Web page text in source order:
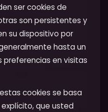
ser cookies de
son persistentes y
su dispositivo por
hasta un
preferencias en visitas
cookies se basa
que usted